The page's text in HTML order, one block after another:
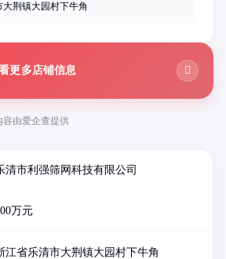
容由爱企查提供
清市利强筛网科技有限公司
万元
江省乐清市大荆镇大园村下牛角
荆镇大园村下牛角
更多店铺信息